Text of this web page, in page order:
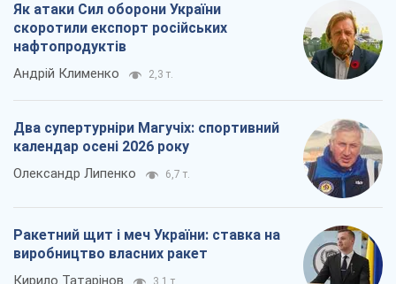
Як атаки Сил оборони України
скоротили експорт російських
нафтопродуктів
Андрій Клименко 2,3 т.
Два супертурніри Магучіх: спортивний
календар осені 2026 року
Олександр Липенко 6,7 т.
Ракетний щит і меч України: ставка на
виробництво власних ракет
Кирило Татарінов